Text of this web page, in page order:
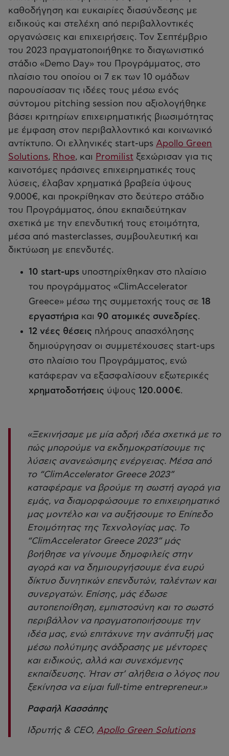
καθοδήγηση και ευκαιρίες διασύνδεσης με
ειδικούς και στελέχη από περιβαλλοντικές
οργανώσεις και επιχειρήσεις. Τον Σεπτέμβριο
του 2023 πραγματοποιήθηκε το διαγωνιστικό
στάδιο «Demo Day» του Προγράμματος, στο
πλαίσιο του οποίου οι 7 εκ των 10 ομάδων
παρουσίασαν τις ιδέες τους μέσω ενός
σύντομου pitching session που αξιολογήθηκε
βάσει κριτηρίων επιχειρηματικής βιωσιμότητας
με έμφαση στον περιβαλλοντικό και κοινωνικό
αντίκτυπο. Οι ελληνικές start-ups Apollo Green
Solutions, Rhoe, και Promilist ξεχώρισαν για τις
καινοτόμες πράσινες επιχειρηματικές τους
λύσεις, έλαβαν χρηματικά βραβεία ύψους
9.000€, και προκρίθηκαν στο δεύτερο στάδιο
του Προγράμματος, όπου εκπαιδεύτηκαν
σχετικά με την επενδυτική τους ετοιμότητα,
μέσα από masterclasses, συμβουλευτική και
δικτύωση με επενδυτές.
10 start-ups υποστηρίχθηκαν στο πλαίσιο
του προγράμματος «ClimAccelerator
Greece» μέσω της συμμετοχής τους σε 18
εργαστήρια και 90 ατομικές συνεδρίες.
12 νέες θέσεις πλήρους απασχόλησης
δημιούργησαν οι συμμετέχουσες start-ups
στο πλαίσιο του Προγράμματος, ενώ
κατάφεραν να εξασφαλίσουν εξωτερικές
χρηματοδοτήσεις ύψους 120.000€.
«Ξεκινήσαμε με μία αδρή ιδέα σχετικά με το
πώς μπορούμε να εκδημοκρατίσουμε τις
λύσεις ανανεώσιμης ενέργειας. Μέσα από
το “ClimAccelerator Greece 2023”
καταφέραμε να βρούμε τη σωστή αγορά για
εμάς, να διαμορφώσουμε το επιχειρηματικό
μας μοντέλο και να αυξήσουμε το Επίπεδο
Ετοιμότητας της Τεχνολογίας μας. Το
“ClimAccelerator Greece 2023” μάς
βοήθησε να γίνουμε δημοφιλείς στην
αγορά και να δημιουργήσουμε ένα ευρύ
δίκτυο δυνητικών επενδυτών, ταλέντων και
συνεργατών. Επίσης, μάς έδωσε
αυτοπεποίθηση, εμπιστοσύνη και το σωστό
περιβάλλον να πραγματοποιήσουμε την
ιδέα μας, ενώ επιτάχυνε την ανάπτυξή μας
μέσω πολύτιμης ανάδρασης με μέντορες
και ειδικούς, αλλά και συνεχόμενης
εκπαίδευσης. Ήταν στ’ αλήθεια ο λόγος που
ξεκίνησα να είμαι full-time entrepreneur.»
Ραφαήλ Κασσάπης
Ιδρυτής & CEO, Apollo Green Solutions